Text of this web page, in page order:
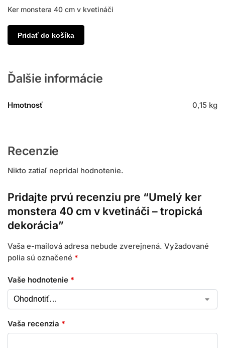
Ker monstera 40 cm v kvetináči
Pridať do košíka
Ďalšie informácie
Hmotnosť 0,15 kg
Recenzie
Nikto zatiaľ nepridal hodnotenie.
Pridajte prvú recenziu pre “Umelý ker
monstera 40 cm v kvetináči – tropická
dekorácia”
Vaša e-mailová adresa nebude zverejnená. Vyžadované
polia sú označené *
Vaše hodnotenie *
Vaša recenzia *